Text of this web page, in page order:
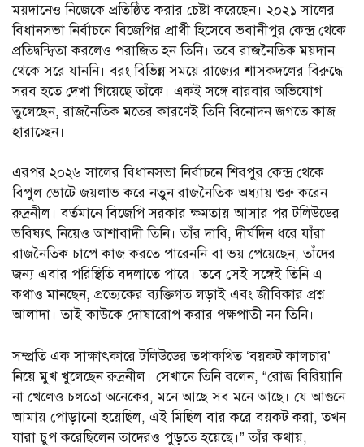
ময়দানেও নিজেকে প্রতিষ্ঠিত করার চেষ্টা করেছেন। ২০২১ সালের
বিধানসভা নির্বাচনে বিজেপির প্রার্থী হিসেবে ভবানীপুর কেন্দ্র থেকে
প্রতিদ্বন্দ্বিতা করলেও পরাজিত হন তিনি। তবে রাজনৈতিক ময়দান
থেকে সরে যাননি। বরং বিভিন্ন সময়ে রাজ্যের শাসকদলের বিরুদ্ধে
সরব হতে দেখা গিয়েছে তাঁকে। একই সঙ্গে বারবার অভিযোগ
তুলেছেন, রাজনৈতিক মতের কারণেই তিনি বিনোদন জগতে কাজ
হারাচ্ছেন।
এরপর ২০২৬ সালের বিধানসভা নির্বাচনে শিবপুর কেন্দ্র থেকে
বিপুল ভোটে জয়লাভ করে নতুন রাজনৈতিক অধ্যায় শুরু করেন
রুদ্রনীল। বর্তমানে বিজেপি সরকার ক্ষমতায় আসার পর টলিউডের
ভবিষ্যৎ নিয়েও আশাবাদী তিনি। তাঁর দাবি, দীর্ঘদিন ধরে যাঁরা
রাজনৈতিক চাপে কাজ করতে পারেননি বা ভয় পেয়েছেন, তাঁদের
জন্য এবার পরিস্থিতি বদলাতে পারে। তবে সেই সঙ্গেই তিনি এ
কথাও মানছেন, প্রত্যেকের ব্যক্তিগত লড়াই এবং জীবিকার প্রশ্ন
আলাদা। তাই কাউকে দোষারোপ করার পক্ষপাতী নন তিনি।
সম্প্রতি এক সাক্ষাৎকারে টলিউডের তথাকথিত ‘বয়কট কালচার’
নিয়ে মুখ খুলেছেন রুদ্রনীল। সেখানে তিনি বলেন, “রোজ বিরিয়ানি
না খেলেও চলতো অনেকের, মনে আছে সব মনে আছে। যে আগুনে
আমায় পোড়ানো হয়েছিল, এই মিছিল বার করে বয়কট করা, তখন
যারা চুপ করেছিলেন তাদেরও পুড়তে হয়েছে।” তাঁর কথায়,